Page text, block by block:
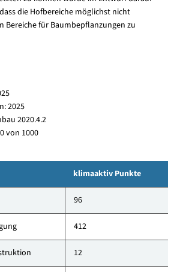
die Hofbereiche möglichst nicht
Bereiche für Baumbepflanzungen zu
2025
2020.4.2
von 1000
klimaaktiv Punkte
96
412
12